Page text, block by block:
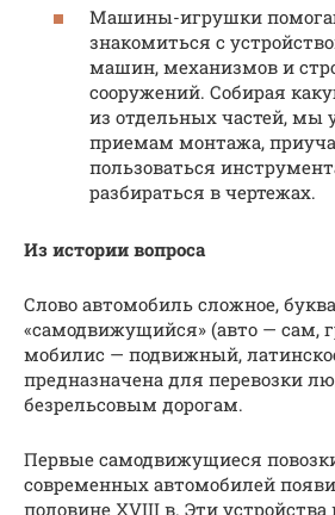
Машины-игрушки
знакомиться с
машин, механизмов и
сооружений. Собирая
из отдельных частей,
приемам монтажа,
пользоваться
разбираться в чертежах.
Из истории вопроса
Слово автомобиль сложное,
«самодвижущийся» (авто — сам,
мобилис — подвижный,
предназначена для перевозки
безрельсовым дорогам.
Первые самодвижущиеся
современных автомобилей
половине XVIII в. Эти